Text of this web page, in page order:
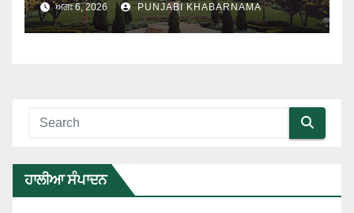
ਅਗਃ 6, 2026 PUNJABI KHABARNAMA
ਹਾਲੀਆ ਸੰਪਾਦਨ